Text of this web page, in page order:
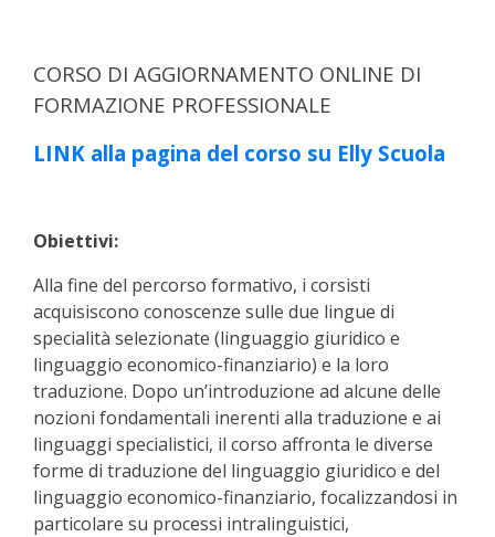
CORSO DI AGGIORNAMENTO ONLINE DI
FORMAZIONE PROFESSIONALE
LINK alla pagina del corso su Elly Scuola
Obiettivi:
Alla fine del percorso formativo, i corsisti
acquisiscono conoscenze sulle due lingue di
specialità selezionate (linguaggio giuridico e
linguaggio economico-finanziario) e la loro
traduzione. Dopo un’introduzione ad alcune delle
nozioni fondamentali inerenti alla traduzione e ai
linguaggi specialistici, il corso affronta le diverse
forme di traduzione del linguaggio giuridico e del
linguaggio economico-finanziario, focalizzandosi in
particolare su processi intralinguistici,